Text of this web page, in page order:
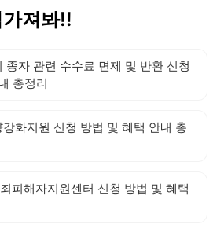
져봐!!
종자 관련 수수료 면제 및 반환 신청
총정리
화지원 신청 방법 및 혜택 안내 총
피해자지원센터 신청 방법 및 혜택